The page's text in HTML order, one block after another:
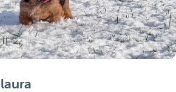
laura